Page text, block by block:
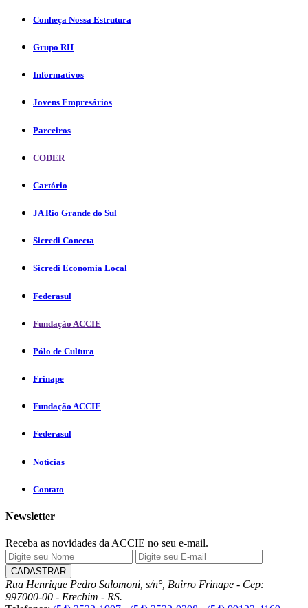
Conheça Nossa Estrutura
Grupo RH
Informativos
Jovens Empresários
Parceiros
CODER
Cartório
JA Rio Grande do Sul
Sicredi Conecta
Sicredi Economia Local
Federasul
Fundação ACCIE
Pólo de Cultura
Frinape
Fundação ACCIE
Federasul
Notícias
Contato
Newsletter
Receba as novidades da ACCIE no seu e-mail.
Rua Henrique Pedro Salomoni, s/n°, Bairro Frinape - Cep:
997000-00 - Erechim - RS.